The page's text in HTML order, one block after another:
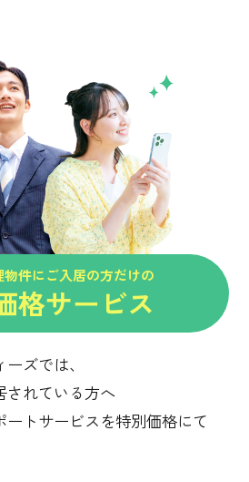
物件にご入居の方だけの
格サービス
ズでは、
されている方へ
トサービスを特別価格にて